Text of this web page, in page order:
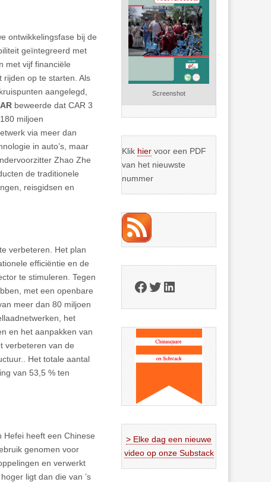
ontwikkelingsfase bij de
geïntegreerd met
met vijf financiële
rijden op te starten. Als
aangelegd,
beweerde dat CAR 3
miljoen
via meer dan
in auto’s, maar
Zhao Zhe
de traditionele
reisgidsen en
verbeteren. Het plan
efficiëntie en de
te stimuleren. Tegen
met een openbare
meer dan 80 miljoen
het
en het aanpakken van
verbeteren van de
Het totale aantal
van 53,5 % ten
Hefei heeft een Chinese
genomen voor
en verwerkt
ligt dan die van ’s
de industriële
achterstand die
… >> lees meer
Screenshot
Klik hier voor een PDF
van het nieuwste
nummer
Facebook
Twitter
LinkedIn
> Elke dag een nieuwe
video op onze Substack